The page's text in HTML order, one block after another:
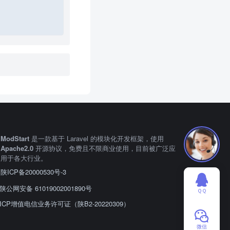
ModStart 是一款基于 Laravel 的模块化开发框架，使用
Apache2.0 开源协议，免费且不限商业使用，目前被广泛应
用于各大行业。
陕ICP备20000530号-3
陕公网安备 61019002001890号
ICP增值电信业务许可证（陕B2-20220309）
ＱＱ
微信